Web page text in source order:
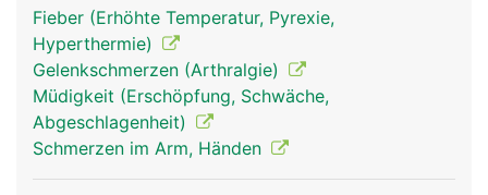
Fieber (Erhöhte Temperatur, Pyrexie,
Hyperthermie)
Gelenkschmerzen (Arthralgie)
Müdigkeit (Erschöpfung, Schwäche,
Abgeschlagenheit)
Schmerzen im Arm, Händen